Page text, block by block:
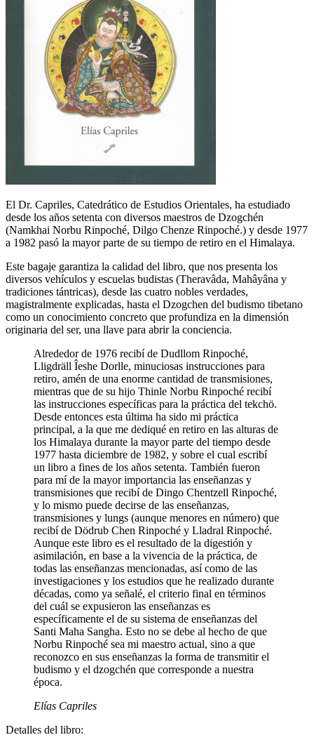
El Dr. Capriles, Catedrático de Estudios Orientales, ha estudiado
desde los años setenta con diversos maestros de Dzogchén
(Namkhai Norbu Rinpoché, Dilgo Chenze Rinpoché.) y desde 1977
a 1982 pasó la mayor parte de su tiempo de retiro en el Himalaya.
Este bagaje garantiza la calidad del libro, que nos presenta los
diversos vehículos y escuelas budistas (Theravâda, Mahâyâna y
tradiciones tántricas), desde las cuatro nobles verdades,
magistralmente explicadas, hasta el Dzogchen del budismo tibetano
como un conocimiento concreto que profundiza en la dimensión
originaria del ser, una llave para abrir la conciencia.
Alrededor de 1976 recibí de Dudllom Rinpoché,
Lligdräll Îeshe Dorlle, minuciosas instrucciones para
retiro, amén de una enorme cantidad de transmisiones,
mientras que de su hijo Thinle Norbu Rinpoché recibí
las instrucciones específicas para la práctica del tekchö.
Desde entonces esta última ha sido mi práctica
principal, a la que me dediqué en retiro en las alturas de
los Himalaya durante la mayor parte del tiempo desde
1977 hasta diciembre de 1982, y sobre el cual escribí
un libro a fines de los años setenta. También fueron
para mí de la mayor importancia las enseñanzas y
transmisiones que recibí de Dingo Chentzell Rinpoché,
y lo mismo puede decirse de las enseñanzas,
transmisiones y lungs (aunque menores en número) que
recibí de Dödrub Chen Rinpoché y Lladral Rinpoché.
Aunque este libro es el resultado de la digestión y
asimilación, en base a la vivencia de la práctica, de
todas las enseñanzas mencionadas, así como de las
investigaciones y los estudios que he realizado durante
décadas, como ya señalé, el criterio final en términos
del cuál se expusieron las enseñanzas es
específicamente el de su sistema de enseñanzas del
Santi Maha Sangha. Esto no se debe al hecho de que
Norbu Rinpoché sea mi maestro actual, sino a que
reconozco en sus enseñanzas la forma de transmitir el
budismo y el dzogchén que corresponde a nuestra
época.
Elías Capriles
Detalles del libro: